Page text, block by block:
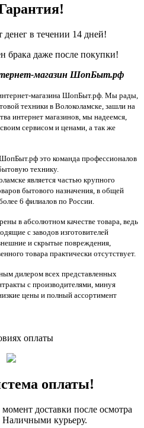
денег в течении 14 дней!
брака даже после покупки!
магазин ШопБыт.рф
магазина ШопБыт.рф. Мы рады,
техники в Волоколамске, зашли на
интернет магазинов, мы надеемся,
сервисом и ценами, а так же
это команда профессионалов
технику.
является частью крупного
бытового назначения, в общей
6 филиалов по России.
в абсолютном качестве товара, ведь
с заводов изготовителей
и скрытые повреждения,
товара практически отсутствует.
дилером всех представленных
с производителями, минуя
цены и полный ассортимент
оплаты
оплаты!
доставки после осмотра
курьеру.